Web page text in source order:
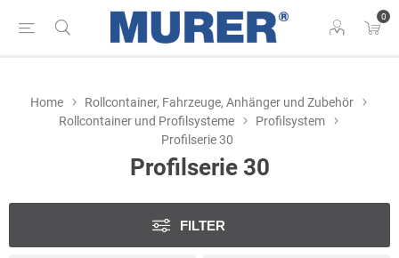
0
Home
Rollcontainer, Fahrzeuge, Anhänger und Zubehör
Rollcontainer und Profilsysteme
Profilsystem
Profilserie 30
Profilserie 30
FILTER